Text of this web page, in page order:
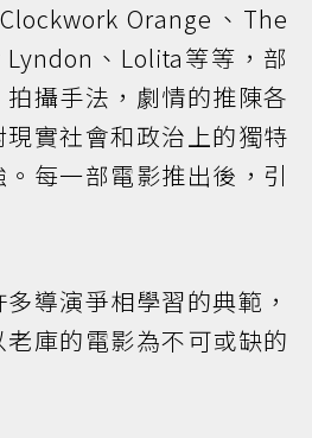
Orange、The
、Lolita等等，部
攝手法，劇情的推陳各
實社會和政治上的獨特
每一部電影推出後，引
導演爭相學習的典範，
庫的電影為不可或缺的